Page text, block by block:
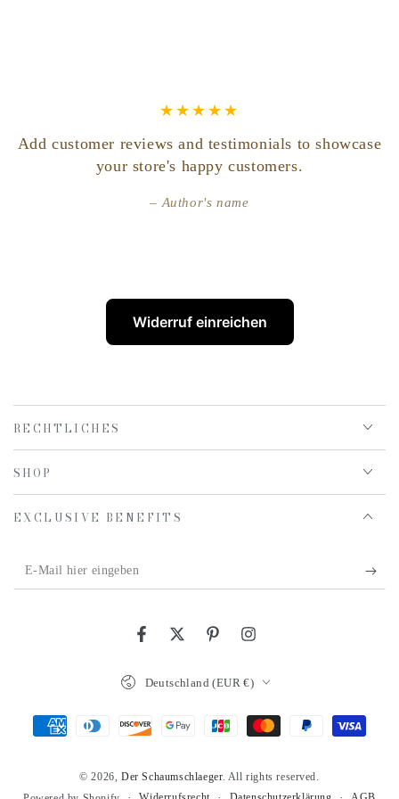
Add customer reviews and testimonials to showcase
your store's happy customers.
Author's name
Widerruf einreichen
RECHTLICHES
SHOP
EXCLUSIVE BENEFITS
E-
Mail
FacebookTwitterPinterestInstagram
© 2026,Der Schaumschlaeger. All rights reserved.
Deutschland (EUR €)
Zahlungsmöglichkeiten